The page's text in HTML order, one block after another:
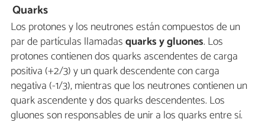
Quarks
Los protones y los neutrones están compuestos de un
par de partículas llamadasquarks y gluones. Los
protones contienen dos quarks ascendentes de carga
positiva (+2/3) y un quark descendente con carga
negativa (-1/3), mientras que los neutrones contienen un
quark ascendente y dos quarks descendentes. Los
gluones son responsables de unir a los quarks entre sí.